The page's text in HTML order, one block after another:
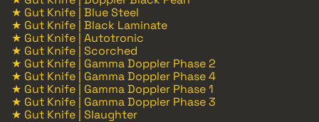
★ Gut Knife | Blue Steel
★ Gut Knife | Black Laminate
★ Gut Knife | Autotronic
★ Gut Knife | Scorched
★ Gut Knife | Gamma Doppler Phase 2
★ Gut Knife | Gamma Doppler Phase 4
★ Gut Knife | Gamma Doppler Phase 1
★ Gut Knife | Gamma Doppler Phase 3
★ Gut Knife | Slaughter